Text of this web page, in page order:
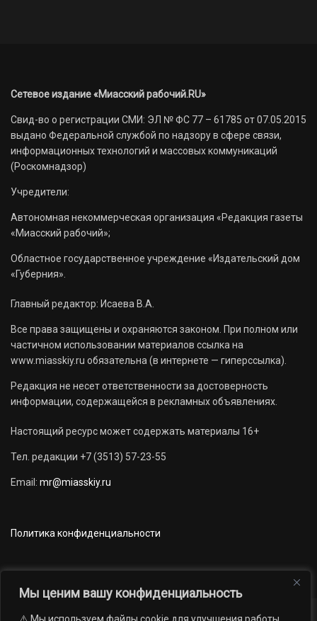
Мы ценим вашу конфиденциальность
Сетевое издание «Миасский рабочий.RU»
Свид-во о регистрации СМИ: ЭЛ № ФС 77 – 61785 от 07.05.2015
выдано Федеральной службой по надзору в сфере связи,
информационных технологий и массовых коммуникаций
(Роскомнадзор)
Учредители:
Автономная некоммерческая организация «Редакция газеты
«Миасский рабочий»;
Областное государственное учреждение «Издательский дом
«Губерния».
Главный редактор: Исаева В.А.
Все права защищены и охраняются законом. При полном или
частичном использовании материалов ссылка на
www.miasskiy.ru обязательна (в интернете — гиперссылка).
Редакция не несет ответственности за достоверность
информации, содержащейся в рекламных объявлениях.
Настоящий ресурс может содержать материалы 16+
Тел. редакции +7 (3513) 57-23-55
Email: mr@miasskiy.ru
Политика конфиденциальности